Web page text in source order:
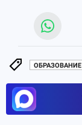
ОБРАЗОВАНИЕ